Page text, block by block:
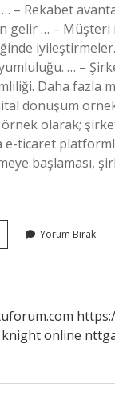
… – Rekabet
gelir … –
… –
Daha fazla
dönüşüm
olarak;
e-ticaret
başlaması,
Yorum Bırak
knight online